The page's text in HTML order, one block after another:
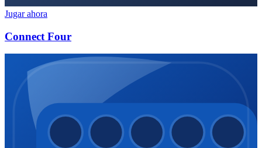
Jugar ahora
Connect Four